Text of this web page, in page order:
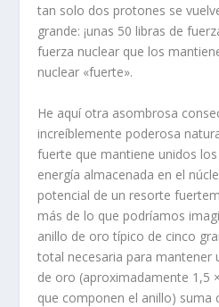
tan solo dos protones se
grande: ¡unas 50 libras de
fuerza nuclear que los
nuclear «fuerte».
He aquí otra asombrosa
increíblemente poderosa
fuerte que mantiene unidos
energía almacenada en el
potencial de un resorte
más de lo que podríamos
anillo de oro típico de cinco
total necesaria para mantener
de oro (aproximadamente 1,5
que componen el anillo) suma